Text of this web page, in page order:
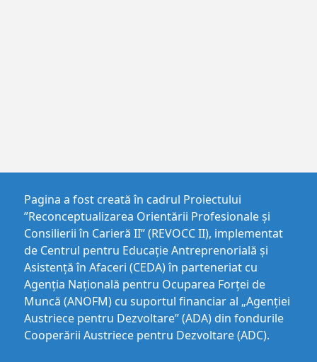
Pagina a fost creată în cadrul Proiectului
”Reconceptualizarea Orientării Profesionale și
Consilierii în Carieră II” (REVOCC II), implementat
de Centrul pentru Educaţie Antreprenorială şi
Asistenţă în Afaceri (CEDA) în parteneriat cu
Agenția Națională pentru Ocuparea Forței de
Muncă (ANOFM) cu suportul financiar al „Agenției
Austriece pentru Dezvoltare” (ADA) din fondurile
Cooperării Austriece pentru Dezvoltare (ADC).